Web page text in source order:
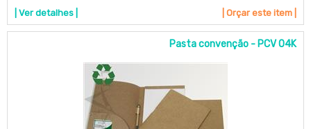
| Ver detalhes | | Orçar este item |
Pasta convenção - PCV 04K